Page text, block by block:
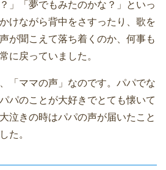
」「夢でもみたのかな？」といっ
けながら背中をさすったり、歌を
が聞こえて落ち着くのか、何事も
に戻っていました。
「ママの声」なのです。パパでな
パのことが大好きでとても懐いて
泣きの時はパパの声が届いたこと
た。